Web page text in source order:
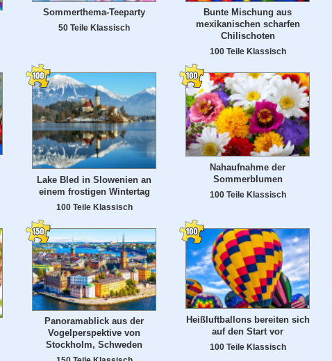
Sommerthema-Teeparty
50 Teile Klassisch
Bunte Mischung aus
mexikanischen scharfen
Chilischoten
100 Teile Klassisch
Lake Bled in Slowenien an
einem frostigen Wintertag
100 Teile Klassisch
Nahaufnahme der
Sommerblumen
100 Teile Klassisch
Panoramablick aus der
Vogelperspektive von
Stockholm, Schweden
Heißluftballons bereiten sich
auf den Start vor
100 Teile Klassisch